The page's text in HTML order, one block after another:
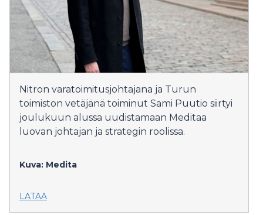
Nitron varatoimitusjohtajana ja Turun
toimiston vetäjänä toiminut Sami Puutio siirtyi
joulukuun alussa uudistamaan Meditaa
luovan johtajan ja strategin roolissa.
Kuva: Medita
LATAA